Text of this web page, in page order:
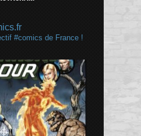
#comics de France !